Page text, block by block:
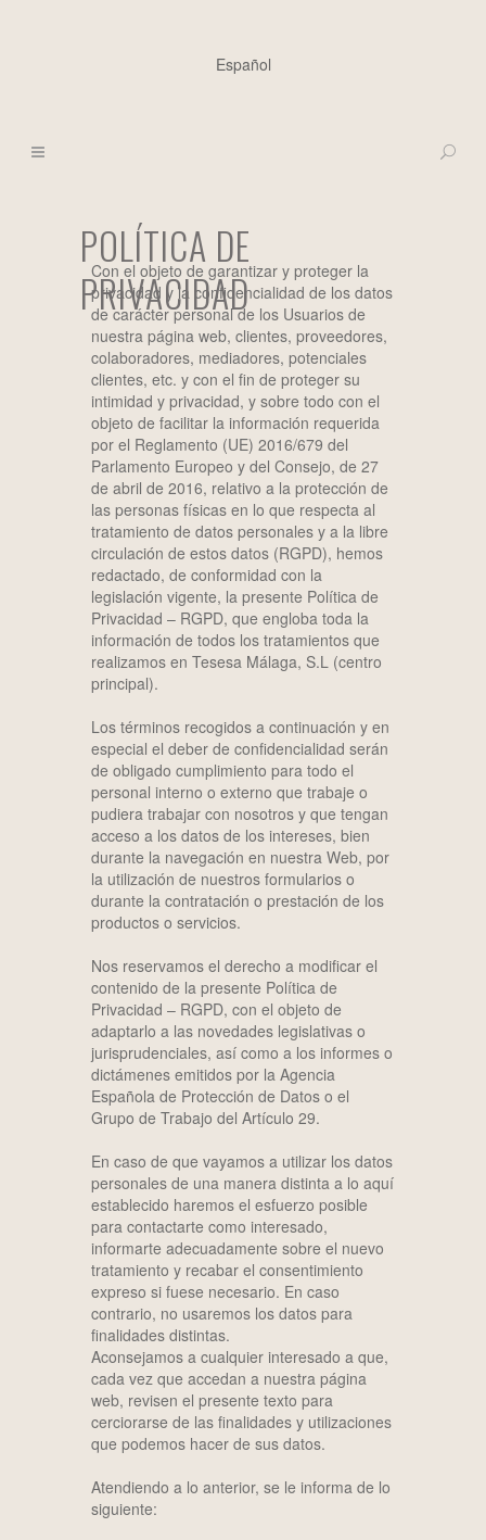
Español
POLÍTICA DE
PRIVACIDAD
Con el objeto de garantizar y proteger la
privacidad y la confidencialidad de los datos
de carácter personal de los Usuarios de
nuestra página web, clientes, proveedores,
colaboradores, mediadores, potenciales
clientes, etc. y con el fin de proteger su
intimidad y privacidad, y sobre todo con el
objeto de facilitar la información requerida
por el Reglamento (UE) 2016/679 del
Parlamento Europeo y del Consejo, de 27
de abril de 2016, relativo a la protección de
las personas físicas en lo que respecta al
tratamiento de datos personales y a la libre
circulación de estos datos (RGPD), hemos
redactado, de conformidad con la
legislación vigente, la presente Política de
Privacidad – RGPD, que engloba toda la
información de todos los tratamientos que
realizamos en Tesesa Málaga, S.L (centro
principal).
Los términos recogidos a continuación y en
especial el deber de confidencialidad serán
de obligado cumplimiento para todo el
personal interno o externo que trabaje o
pudiera trabajar con nosotros y que tengan
acceso a los datos de los intereses, bien
durante la navegación en nuestra Web, por
la utilización de nuestros formularios o
durante la contratación o prestación de los
productos o servicios.
Nos reservamos el derecho a modificar el
contenido de la presente Política de
Privacidad – RGPD, con el objeto de
adaptarlo a las novedades legislativas o
jurisprudenciales, así como a los informes o
dictámenes emitidos por la Agencia
Española de Protección de Datos o el
Grupo de Trabajo del Artículo 29.
En caso de que vayamos a utilizar los datos
personales de una manera distinta a lo aquí
establecido haremos el esfuerzo posible
para contactarte como interesado,
informarte adecuadamente sobre el nuevo
tratamiento y recabar el consentimiento
expreso si fuese necesario. En caso
contrario, no usaremos los datos para
finalidades distintas.
Aconsejamos a cualquier interesado a que,
cada vez que accedan a nuestra página
web, revisen el presente texto para
cerciorarse de las finalidades y utilizaciones
que podemos hacer de sus datos.
Atendiendo a lo anterior, se le informa de lo
siguiente: